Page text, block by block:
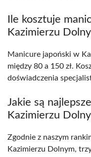
Ile kosztuje
Kazimierzu
Manicure japoński w
między 80 a 150 zł.
doświadczenia
Jakie są
Kazimierzu
Zgodnie z naszym
Kazimierzu Dolnym,